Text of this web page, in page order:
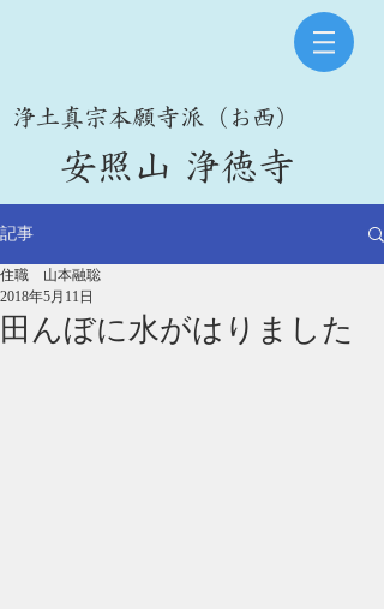
​浄土真宗本願寺派（お西）
​安照山 浄徳寺
記事
田んぼに水がはりました
住職 山本融聡
2018年5月11日